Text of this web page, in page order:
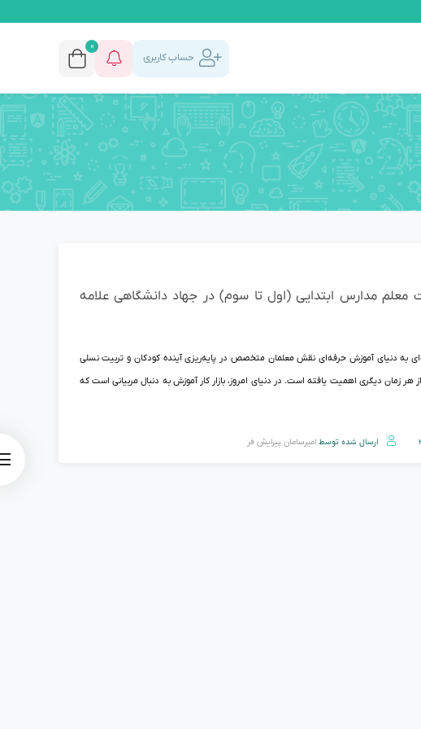
حساب کاربری
0
معلم مدارس ابتدایی (اول تا سوم) در جهاد دانشگاهی علامه
به دنیای آموزش حرفه‌ای نقش معلمان متخصص در پایه‌ریزی آینده کودکان و تربیت نسلی
هر زمان دیگری اهمیت یافته است. در دنیای امروز، بازار کار آموزش به دنبال مربیانی است که
ارسال شده توسطامیرسامان پیرایش فر